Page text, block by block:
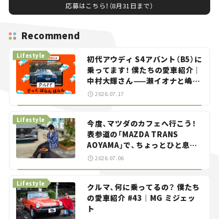
応募はこちら！（8月31日まで）
Recommend
初代アウディ S4アバント（B5）に
乗ってます！ 僕たちの愛車紹介｜
中村大輝さん——瀬イオナと嶋田
智之の「クルマでざっくばらんば
Lifestyle
2026.07.17
今度、マツダのカフェへ行こう！
表参道の「MAZDA TRANS
AOYAMA」で、ちょっとひと息。
——連載｜CCGとクルマでどうす
Lifestyle
2026.07.06
クルマ、何に乗ってるの？ 僕たち
の愛車紹介 #43｜MG ミジェッ
ト
Lifestyle